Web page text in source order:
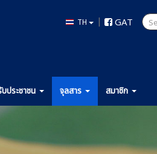
TH | GAT
บประชาชน จุลสาร สมาชิก